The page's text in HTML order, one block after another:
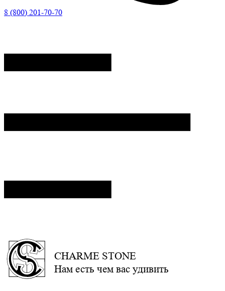
8 (800) 201-70-70
CHARME STONE
Нам есть чем вас удивить